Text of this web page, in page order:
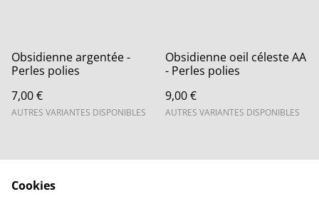
Obsidienne argentée -
Perles polies
7,00 €
AUTRES VARIANTES DISPONIBLES
Obsidienne oeil céleste AA
- Perles polies
9,00 €
AUTRES VARIANTES DISPONIBLES
Cookies